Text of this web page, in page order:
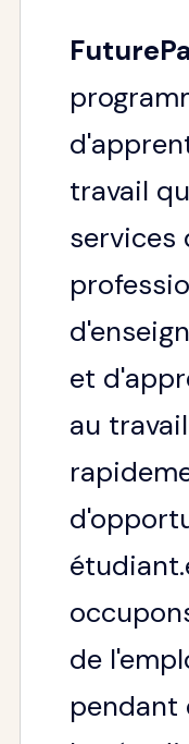
travail
services
et
au
de
pendant